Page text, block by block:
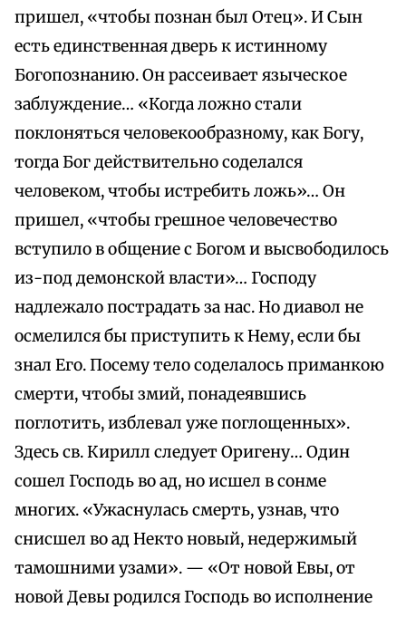
пришел, «чтобы познан был Отец». И Сын
есть единственная дверь к истинному
Богопознанию. Он рассеивает языческое
заблуждение… «Когда ложно стали
поклоняться человекообразному, как Богу,
тогда Бог действительно соделался
человеком, чтобы истребить ложь»… Он
пришел, «чтобы грешное человечество
вступило в общение с Богом и высвободилось
из-под демонской власти»… Господу
надлежало пострадать за нас. Но диавол не
осмелился бы приступить к Нему, если бы
знал Его. Посему тело соделалось приманкою
смерти, чтобы змий, понадеявшись
поглотить, изблевал уже поглощенных».
Здесь св. Кирилл следует Оригену… Один
сошел Господь во ад, но исшел в сонме
многих. «Ужаснулась смерть, узнав, что
снисшел во ад Некто новый, недержимый
тамошними узами». — «От новой Евы, от
новой Девы родился Господь во исполнение